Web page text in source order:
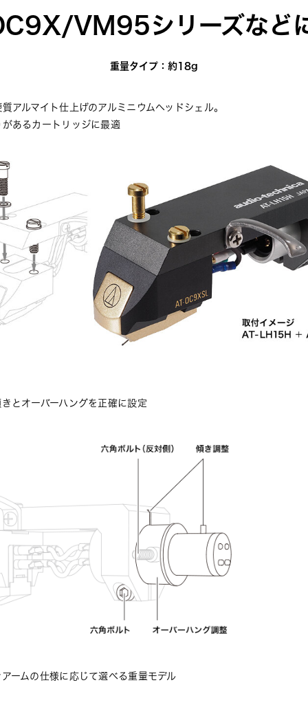
VM95シリーズなど
重量タイプ：約18g
アルマイト仕上げのアルミニウムヘッドシェル。
あるカートリッジに最適
とオーバーハングを正確に設定
ームの仕様に応じて選べる重量モデル